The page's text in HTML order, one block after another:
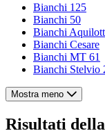
Bianchi 125
Bianchi 50
Bianchi
Bianchi Cesare
Bianchi MT 61
Bianchi Stelvio
Mostra meno
Risultati